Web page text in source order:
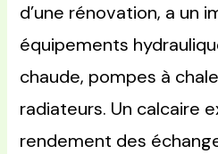
d’une rénovation, a un
équipements
chaude, pompes à
radiateurs. Un calcaire
rendement des